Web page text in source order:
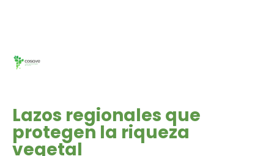
Lazos regionales que
protegen la riqueza
vegetal